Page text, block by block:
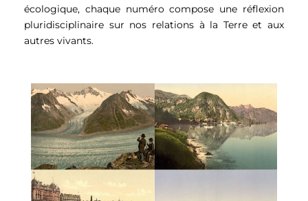
écologique, chaque numéro compose une réflexion
pluridisciplinaire sur nos relations à la Terre et aux
autres vivants.